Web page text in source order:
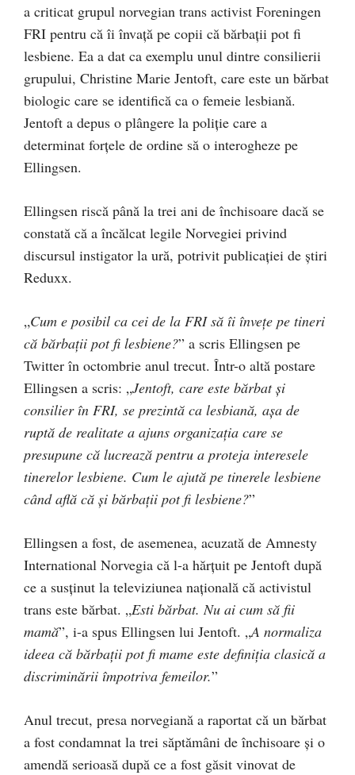
a criticat grupul norvegian trans activist Foreningen
FRI pentru că îi învață pe copii că bărbații pot fi
lesbiene. Ea a dat ca exemplu unul dintre consilierii
grupului, Christine Marie Jentoft, care este un bărbat
biologic care se identifică ca o femeie lesbiană.
Jentoft a depus o plângere la poliție care a
determinat forțele de ordine să o interogheze pe
Ellingsen.
Ellingsen riscă până la trei ani de închisoare dacă se
constată că a încălcat legile Norvegiei privind
discursul instigator la ură, potrivit publicației de știri
Reduxx.
„Cum e posibil ca cei de la FRI să îi învețe pe tineri
că bărbații pot fi lesbiene?” a scris Ellingsen pe
Twitter în octombrie anul trecut. Într-o altă postare
Ellingsen a scris: „Jentoft, care este bărbat și
consilier în FRI, se prezintă ca lesbiană, așa de
ruptă de realitate a ajuns organizația care se
presupune că lucrează pentru a proteja interesele
tinerelor lesbiene. Cum le ajută pe tinerele lesbiene
când află că și bărbații pot fi lesbiene?”
Ellingsen a fost, de asemenea, acuzată de Amnesty
International Norvegia că l-a hărțuit pe Jentoft după
ce a susținut la televiziunea națională că activistul
trans este bărbat. „Esti bărbat. Nu ai cum să fii
mamă”, i-a spus Ellingsen lui Jentoft. „A normaliza
ideea că bărbații pot fi mame este definiția clasică a
discriminării împotriva femeilor.”
Anul trecut, presa norvegiană a raportat că un bărbat
a fost condamnat la trei săptămâni de închisoare și o
amendă serioasă după ce a fost găsit vinovat de